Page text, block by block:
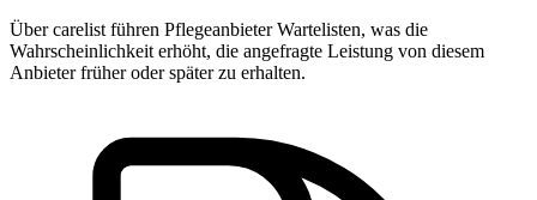
Über carelist führen Pflegeanbieter Wartelisten, was die
Wahrscheinlichkeit erhöht, die angefragte Leistung von diesem
Anbieter früher oder später zu erhalten.